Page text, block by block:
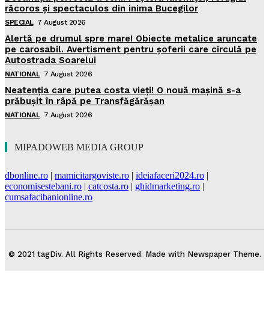
răcoros și spectaculos din inima Bucegilor
SPECIAL 7 August 2026
Alertă pe drumul spre mare! Obiecte metalice aruncate
pe carosabil. Avertisment pentru șoferii care circulă pe
Autostrada Soarelui
NATIONAL 7 August 2026
Neatenția care putea costa vieți! O nouă mașină s-a
prăbușit în râpă pe Transfăgărășan
NATIONAL 7 August 2026
MIPADOWEB MEDIA GROUP
dbonline.ro | mamicitargoviste.ro | ideiafaceri2024.ro |
economisestebani.ro | catcosta.ro | ghidmarketing.ro |
cumsafacibanionline.ro
© 2021 tagDiv. All Rights Reserved. Made with Newspaper Theme.